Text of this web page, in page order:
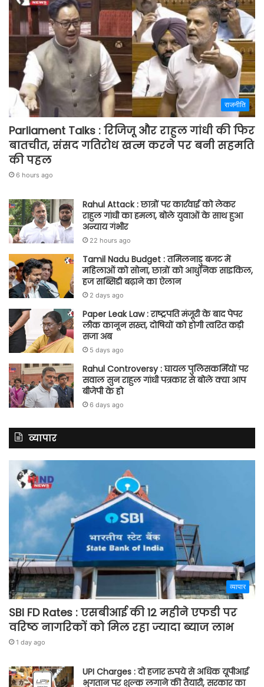
राजनीति
Parliament Talks : रिजिजू और राहुल गांधी की फिर
बातचीत, संसद गतिरोध खत्म करने पर बनी सहमति
की पहल
6 hours ago
Rahul Attack : छात्रों पर कार्रवाई को लेकर
राहुल गांधी का हमला, बोले युवाओं के साथ हुआ
अन्याय गंभीर
22 hours ago
Tamil Nadu Budget : तमिलनाडु बजट में
महिलाओं को सोना, छात्रों को आधुनिक साइकिल,
हज सब्सिडी बढ़ाने का ऐलान
2 days ago
Paper Leak Law : राष्ट्रपति मंजूरी के बाद पेपर
लीक कानून सख्त, दोषियों को होगी त्वरित कड़ी
सजा अब
5 days ago
Rahul Controversy : घायल पुलिसकर्मियों पर
सवाल सुन राहुल गांधी पत्रकार से बोले क्या आप
बीजेपी के हो
6 days ago
व्यापार
व्यापार
SBI FD Rates : एसबीआई की 12 महीने एफडी पर
वरिष्ठ नागरिकों को मिल रहा ज्यादा ब्याज लाभ
1 day ago
UPI Charges : दो हजार रुपये से अधिक यूपीआई
भुगतान पर शुल्क लगाने की तैयारी, सरकार का